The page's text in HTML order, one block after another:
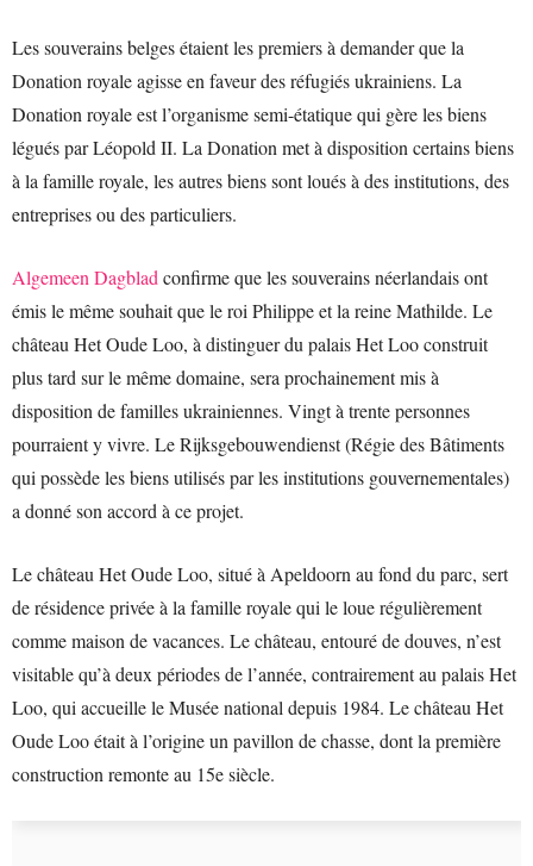
Les souverains belges étaient les premiers à demander que la
Donation royale agisse en faveur des réfugiés ukrainiens. La
Donation royale est l’organisme semi-étatique qui gère les biens
légués par Léopold II. La Donation met à disposition certains biens
à la famille royale, les autres biens sont loués à des institutions, des
entreprises ou des particuliers.
Algemeen Dagblad confirme que les souverains néerlandais ont
émis le même souhait que le roi Philippe et la reine Mathilde. Le
château Het Oude Loo, à distinguer du palais Het Loo construit
plus tard sur le même domaine, sera prochainement mis à
disposition de familles ukrainiennes. Vingt à trente personnes
pourraient y vivre. Le Rijksgebouwendienst (Régie des Bâtiments
qui possède les biens utilisés par les institutions gouvernementales)
a donné son accord à ce projet.
Le château Het Oude Loo, situé à Apeldoorn au fond du parc, sert
de résidence privée à la famille royale qui le loue régulièrement
comme maison de vacances. Le château, entouré de douves, n’est
visitable qu’à deux périodes de l’année, contrairement au palais Het
Loo, qui accueille le Musée national depuis 1984. Le château Het
Oude Loo était à l’origine un pavillon de chasse, dont la première
construction remonte au 15e siècle.